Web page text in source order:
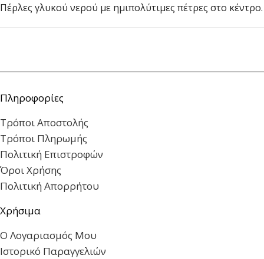
Πέρλες γλυκού νερού με ημιπολύτιμες πέτρες στο κέντρο.
Πληροφορίες
Τρόποι Αποστολής
Τρόποι Πληρωμής
Πολιτική Επιστροφών
Όροι Χρήσης
Πολιτική Απορρήτου
Χρήσιμα
Ο Λογαριασμός Μου
Ιστορικό Παραγγελιών